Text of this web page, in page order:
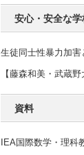
安心・安全な
生徒同士性暴力加害
【藤森和美・武蔵野
資料
IEA国際数学・理科